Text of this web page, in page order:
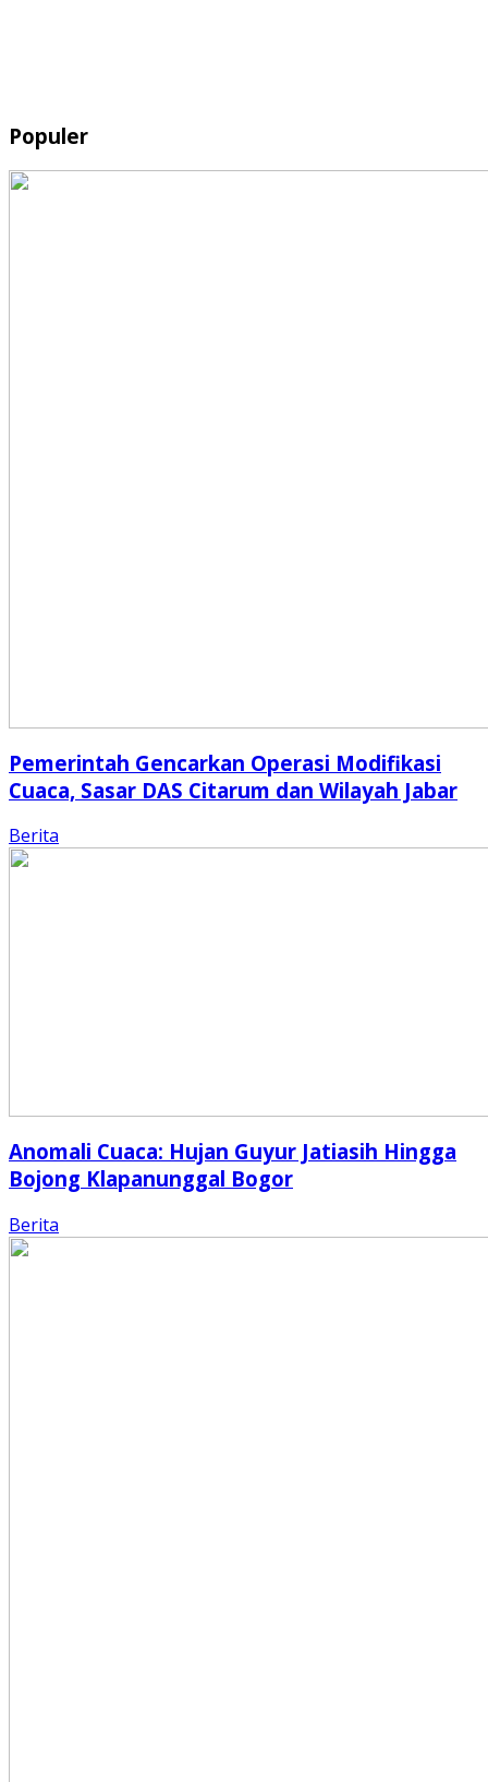
Populer
Pemerintah Gencarkan Operasi Modifikasi
Cuaca, Sasar DAS Citarum dan Wilayah Jabar
Berita
Anomali Cuaca: Hujan Guyur Jatiasih Hingga
Bojong Klapanunggal Bogor
Berita